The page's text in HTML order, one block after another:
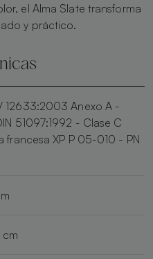
el Alma Slate transforma
y práctico.
12633:2003 Anexo A -
51097:1992 - Clase C
francesa XP P 05-010 - PN